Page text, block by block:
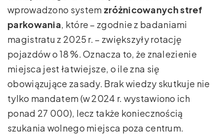
wprowadzono system zróżnicowanych stref
parkowania, które – zgodnie z badaniami
magistratu z 2025 r. – zwiększyły rotację
pojazdów o 18 %. Oznacza to, że znalezienie
miejsca jest łatwiejsze, o ile zna się
obowiązujące zasady. Brak wiedzy skutkuje nie
tylko mandatem (w 2024 r. wystawiono ich
ponad 27 000), lecz także koniecznością
szukania wolnego miejsca poza centrum.